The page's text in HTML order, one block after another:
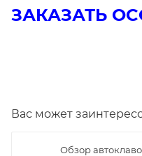
ЗАКАЗАТЬ
Вас может
Обзор